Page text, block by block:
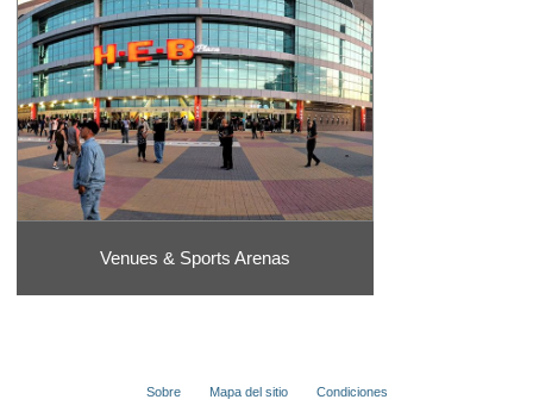
Venues & Sports Arenas
Sobre Mapa del sitio Condiciones